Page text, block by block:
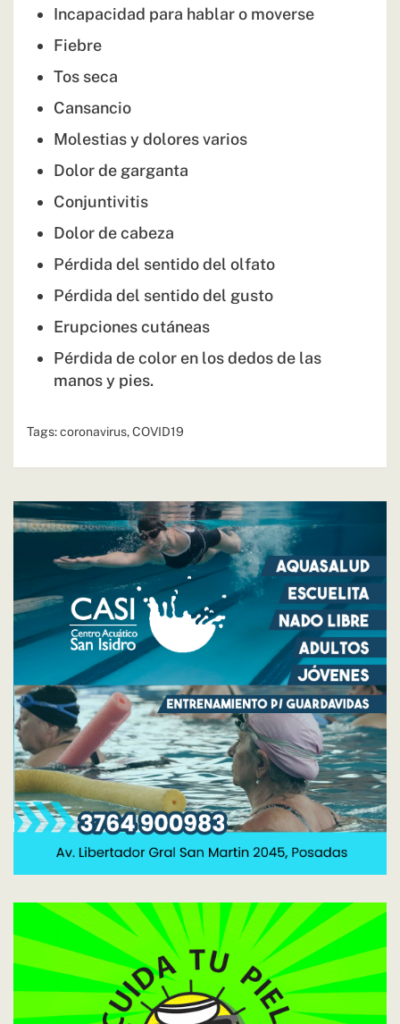
Incapacidad para hablar o moverse
Fiebre
Tos seca
Cansancio
Molestias y dolores varios
Dolor de garganta
Conjuntivitis
Dolor de cabeza
Pérdida del sentido del olfato
Pérdida del sentido del gusto
Erupciones cutáneas
Pérdida de color en los dedos de las
manos y pies.
Tags:coronavirus,COVID19